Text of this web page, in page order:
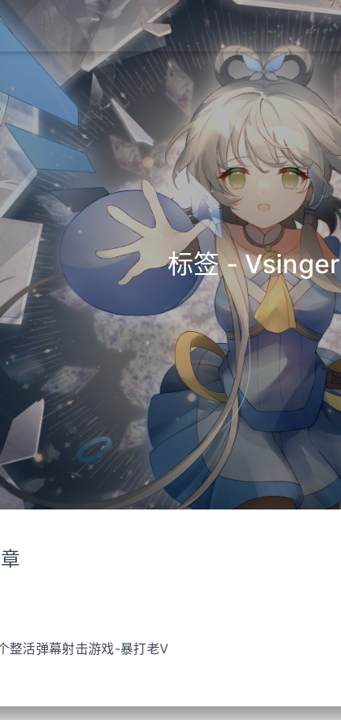
标签 - Vsinger
整活弹幕射击游戏-暴打老V